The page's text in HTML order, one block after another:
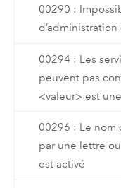
00290 :
00294 : Les
peuvent pas
<valeur> est
00296 : Le
par une lettre
est activé